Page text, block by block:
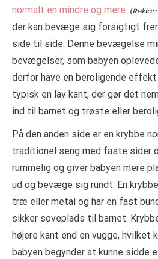
normalt en mindre og mere
der kan bevæge sig forsigtigt
side til side. Denne bevægelse
bevægelser, som babyen
derfor have en beroligende effekt
typisk en lav kant, der gør det
ind til barnet og trøste eller
På den anden side er en krybbe
traditionel seng med faste sider
rummelig og giver babyen mere
ud og bevæge sig rundt. En
træ eller metal og har en fast
sikker soveplads til barnet.
højere kant end en vugge, hvilket
babyen begynder at kunne sidde